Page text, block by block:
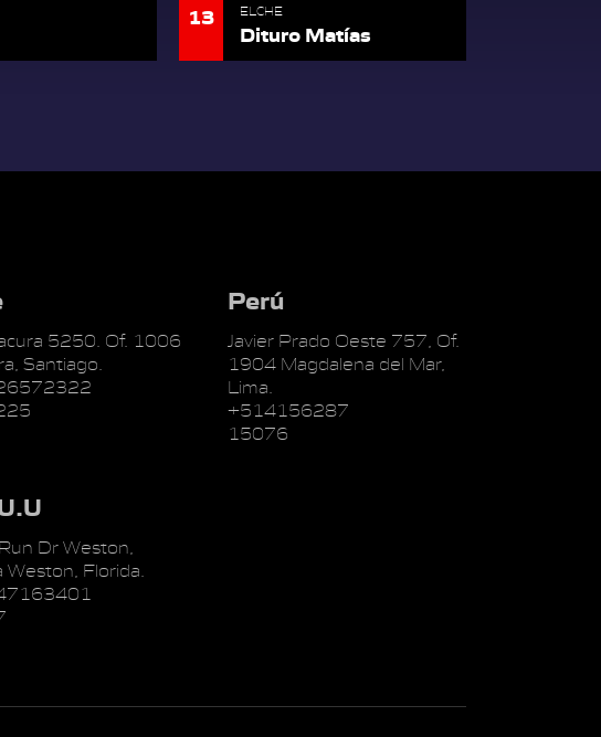
13 ELCHE
Dituro Matías
5250. Of. 1006
Santiago.
Perú
Javier Prado Oeste 757, Of.
1904 Magdalena del Mar,
Lima.
+514156287
15076
Dr Weston,
Weston, Florida.